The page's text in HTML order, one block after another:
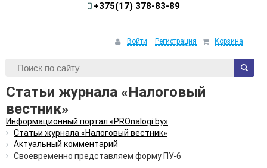
+375(17) 378-83-89
Войти Регистрация Корзина
Статьи журнала «Налоговый
вестник»
Информационный портал «PROnalogi.by»
Статьи журнала «Налоговый вестник»
Актуальный комментарий
Своевременно представляем форму ПУ-6